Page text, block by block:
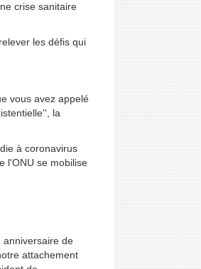
crise sanitaire
les défis qui
vous avez appelé
la
à coronavirus
l'ONU se mobilise
anniversaire de
attachement